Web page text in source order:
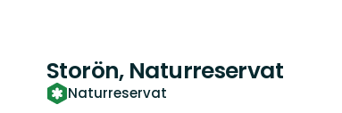
Storön, Naturreservat
Naturreservat